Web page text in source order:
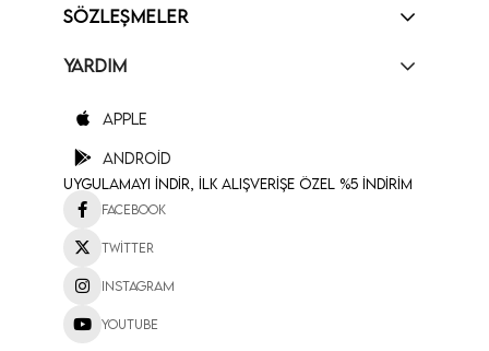
SÖZLEŞMELER
YARDIM
Apple
Android
Uygulamayı İndir, İlk Alışverişe Özel %5 İndirim
Facebook
Twitter
Instagram
Youtube